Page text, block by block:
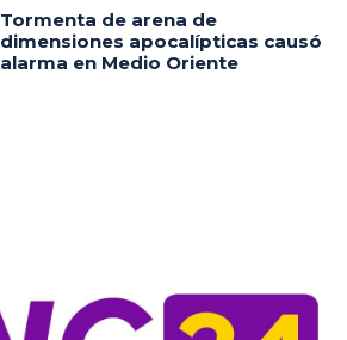
Tormenta de arena de
dimensiones apocalípticas causó
alarma en Medio Oriente